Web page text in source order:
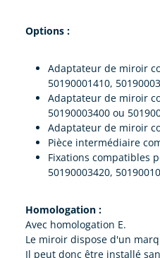
Options :
Adaptateur de miroir
50190001410,
Adaptateur de miroir
50190003400 ou
Adaptateur de miroir
Pièce intermédiaire
Fixations compatibles
50190003420,
Homologation :
Avec homologation E.
Le miroir dispose d'un
Il peut donc être installé